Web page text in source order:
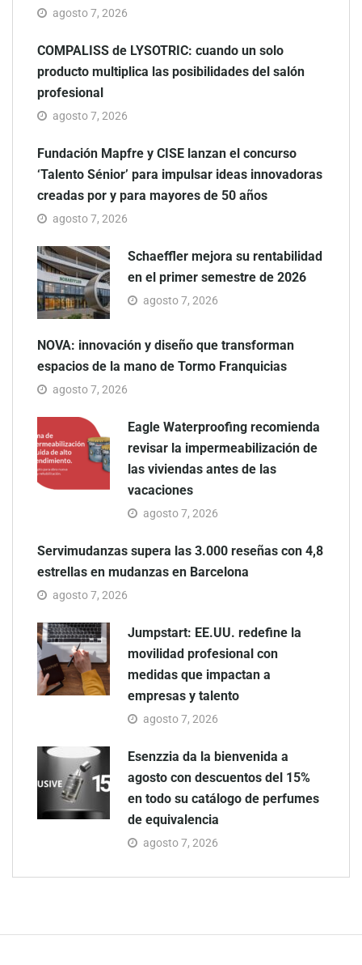
agosto 7, 2026
COMPALISS de LYSOTRIC: cuando un solo
producto multiplica las posibilidades del salón
profesional
agosto 7, 2026
Fundación Mapfre y CISE lanzan el concurso
‘Talento Sénior’ para impulsar ideas innovadoras
creadas por y para mayores de 50 años
agosto 7, 2026
Schaeffler mejora su rentabilidad
en el primer semestre de 2026
agosto 7, 2026
NOVA: innovación y diseño que transforman
espacios de la mano de Tormo Franquicias
agosto 7, 2026
Eagle Waterproofing recomienda
revisar la impermeabilización de
las viviendas antes de las
vacaciones
agosto 7, 2026
Servimudanzas supera las 3.000 reseñas con 4,8
estrellas en mudanzas en Barcelona
agosto 7, 2026
Jumpstart: EE.UU. redefine la
movilidad profesional con
medidas que impactan a
empresas y talento
agosto 7, 2026
Esenzzia da la bienvenida a
agosto con descuentos del 15%
en todo su catálogo de perfumes
de equivalencia
agosto 7, 2026